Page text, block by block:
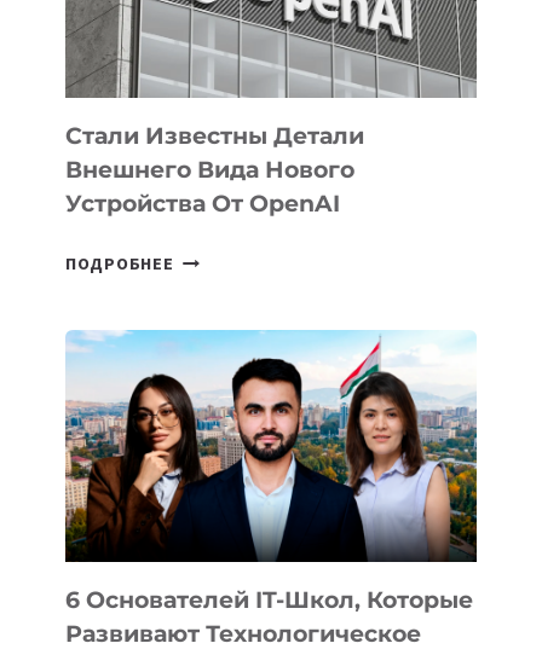
ЭКОСИСТЕМЫ
ИСКУССТВЕННОГО
ИНТЕЛЛЕКТА
Стали Известны Детали
Внешнего Вида Нового
Устройства От OpenAI
ПОДРОБНЕЕ СТАЛИ
ВНЕШНЕГО
ВИДА
НОВОГО
УСТРОЙСТВА
ОТ
OPENAI
6 Основателей IT-Школ, Которые
Развивают Технологическое